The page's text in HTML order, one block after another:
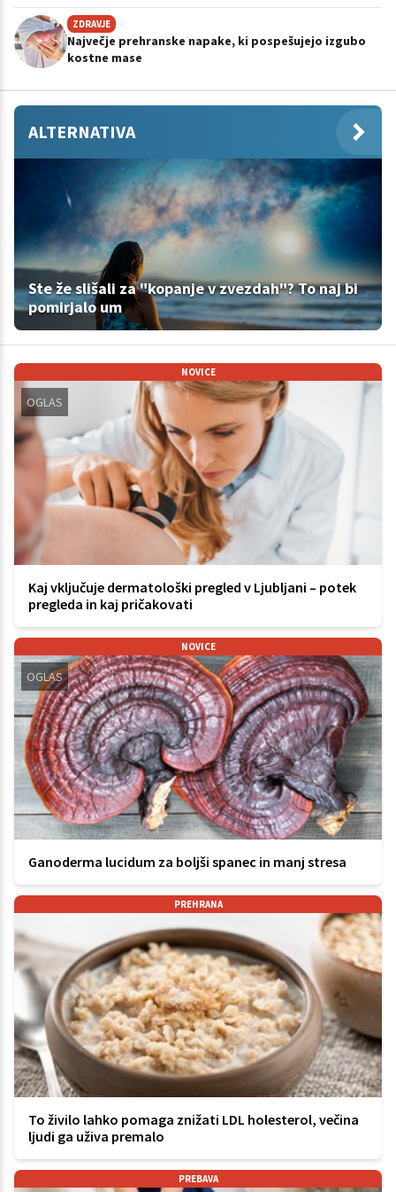
ZDRAVJE
Največje prehranske napake, ki pospešujejo izgubo
kostne mase
ALTERNATIVA
Ste že slišali za "kopanje v zvezdah"? To naj bi
pomirjalo um
NOVICE
OGLAS
Kaj vključuje dermatološki pregled v Ljubljani – potek
pregleda in kaj pričakovati
NOVICE
OGLAS
Ganoderma lucidum za boljši spanec in manj stresa
PREHRANA
To živilo lahko pomaga znižati LDL holesterol, večina
ljudi ga uživa premalo
PREBAVA